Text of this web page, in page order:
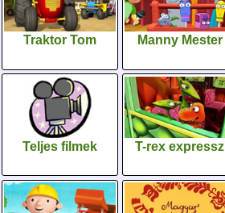
Traktor Tom Manny Mester
Teljes filmek T-rex expressz